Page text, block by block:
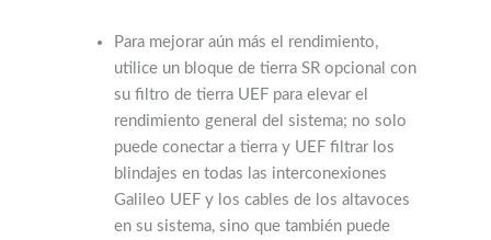
Para mejorar aún más el rendimiento,
utilice un bloque de tierra SR opcional con
su filtro de tierra UEF para elevar el
rendimiento general del sistema; no solo
puede conectar a tierra y UEF filtrar los
blindajes en todas las interconexiones
Galileo UEF y los cables de los altavoces
en su sistema, sino que también puede